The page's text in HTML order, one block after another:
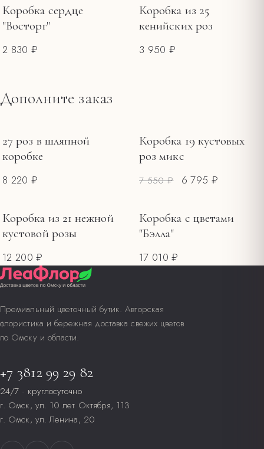
Коробка сердце
"Восторг"
2 830 ₽
Коробка из 25
кенийских роз
3 950 ₽
Дополните заказ
27 роз в шляпной
коробке
8 220 ₽
РАСПРОДАЖА
Коробка 19 кустовых
роз микс
7 550 ₽ 6 795 ₽
Коробка из 21 нежной
кустовой розы
12 200 ₽
Коробка с цветами
"Бэлла"
17 010 ₽
Премиальный цветочный бутик. Авторская
флористика и бережная доставка свежих цветов
по Омску и области.
+7 3812 99 29 82
24/7 · круглосуточно
г. Омск, ул. 10 лет Октября, 113
г. Омск, ул. Ленина, 20